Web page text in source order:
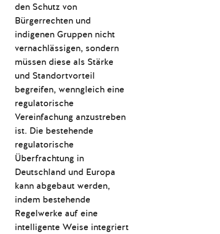
den Schutz von
Bürgerrechten und
indigenen Gruppen nicht
vernachlässigen, sondern
müssen diese als Stärke
und Standortvorteil
begreifen, wenngleich eine
regulatorische
Vereinfachung anzustreben
ist. Die bestehende
regulatorische
Überfrachtung in
Deutschland und Europa
kann abgebaut werden,
indem bestehende
Regelwerke auf eine
intelligente Weise integriert